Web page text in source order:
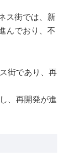
ス街では、新
んでおり、不
街であり、再
、再開発が進